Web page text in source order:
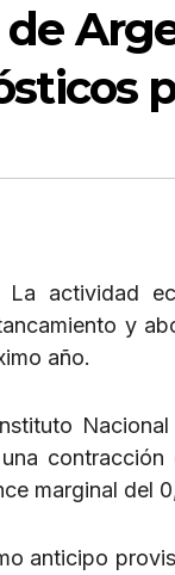
actividad
y
año.
marginal del
anticipo